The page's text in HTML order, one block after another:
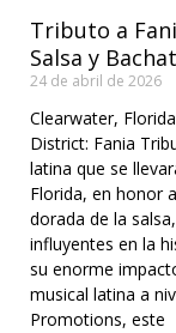
Tributo a
Salsa y
24 de abril de 2026
Clearwater,
District: Fania
latina que se
Florida, en honor
dorada de la
influyentes en la
su enorme
musical latina a
Promotions, este